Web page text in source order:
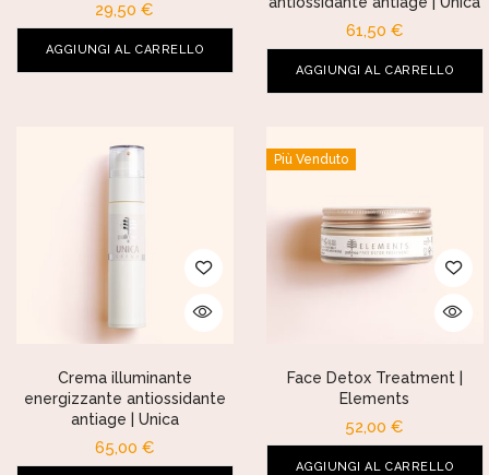
29,50€
AGGIUNGI AL CARRELLO
61,50 €
AGGIUNGI AL CARRELLO
Crema illuminante
energizzante antiossidante
antiage | Unica
65,00 €
Più Venduto
Face Detox Treatment |
Elements
52,00€
AGGIUNGI AL CARRELLO